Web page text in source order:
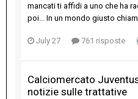
mancati ti affidi a uno che ha
poi... In un mondo giusto
July 27 761 risposte
Calciomercato
notizie sulle trattative